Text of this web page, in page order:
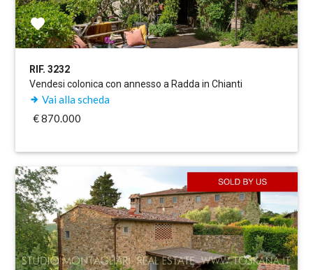
RIF. 3232
Vendesi colonica con annesso a Radda in Chianti
Vai alla scheda
€ 870.000